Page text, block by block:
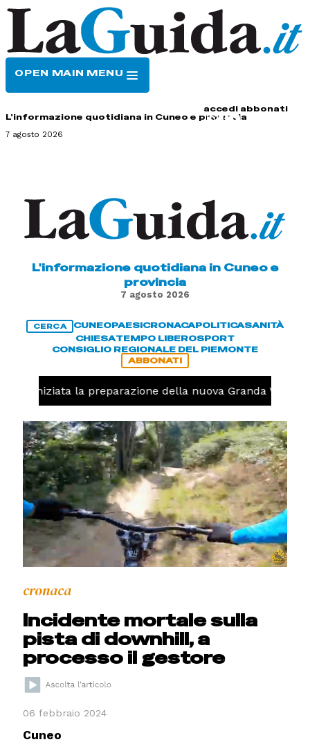
OPEN MAIN MENU
accedi abbonati
L'informazione quotidiana in Cuneo e provincia
7 agosto 2026
L'informazione quotidiana in Cuneo e
provincia
7 agosto 2026
CERCA CUNEOPAESICRONACAPOLITICASANITÀ
CHIESATEMPO LIBEROSPORT
CONSIGLIO REGIONALE DEL PIEMONTE
ABBONATI
iniziata la preparazione della nuova Granda Volley
cronaca
Incidente mortale sulla
pista di downhill, a
processo il gestore
06 febbraio 2024
Cuneo